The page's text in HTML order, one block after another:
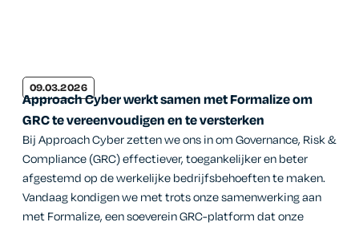
09.03.2026
Approach Cyber werkt samen met Formalize om
GRC te vereenvoudigen en te versterken
Bij Approach Cyber zetten we ons in om Governance, Risk &
Compliance (GRC) effectiever, toegankelijker en beter
afgestemd op de werkelijke bedrijfsbehoeften te maken.
Vandaag kondigen we met trots onze samenwerking aan
met Formalize, een soeverein GRC-platform dat onze